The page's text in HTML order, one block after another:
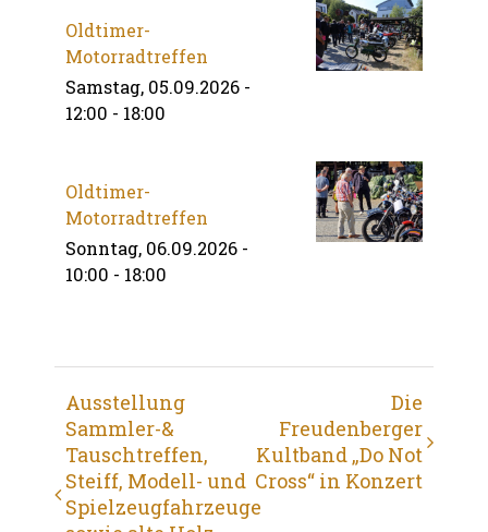
Oldtimer-
Motorradtreffen
Samstag, 05.09.2026 -
12:00 - 18:00
Oldtimer-
Motorradtreffen
Sonntag, 06.09.2026 -
10:00 - 18:00
Veranstaltung
Navigation
Ausstellung
Sammler-&
Tauschtreffen,
Steiff, Modell- und
Spielzeugfahrzeuge
Die
Freudenberger
Kultband „Do Not
Cross“ in Konzert